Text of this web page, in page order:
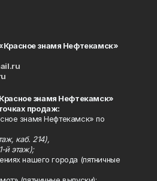
знамя Нефтекамск»
знамя Нефтекамск»
продаж:
знамя Нефтекамск» по
каб. 214),
й этаж);
нашего города (пятничные